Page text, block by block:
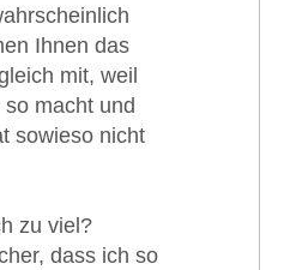
Ihnen das
mit, weil
macht und
sowieso nicht
zu viel?
dass ich so